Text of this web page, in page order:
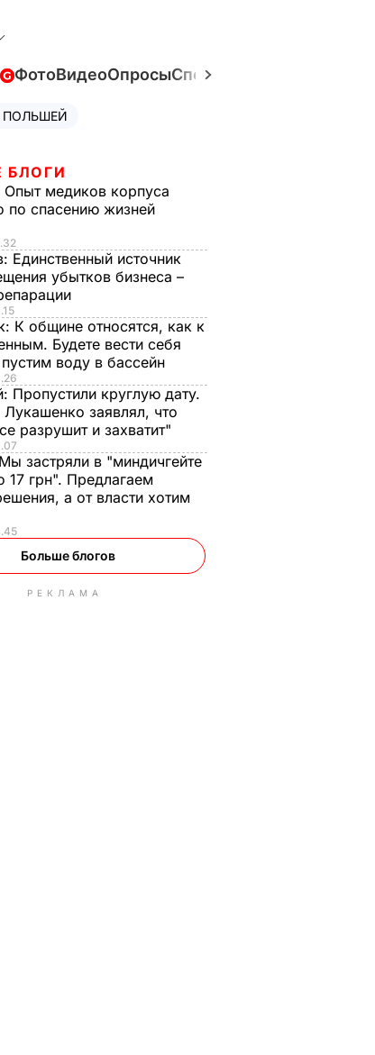
ФотоВидеоОпросыСпецпроекты
БЛОГИ
Опыт медиков корпуса
по спасению жизней
Единственный источник
убытков бизнеса –
К общине относятся, как к
Будете вести себя
воду в бассейн
Пропустили круглую дату.
Лукашенко заявлял, что
разрушит и захватит"
Мы застряли в "миндичгейте
17 грн". Предлагаем
а от власти хотим
Больше блогов
РЕКЛАМА